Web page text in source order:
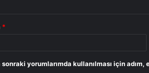
*
sonraki yorumlarımda kullanılması için